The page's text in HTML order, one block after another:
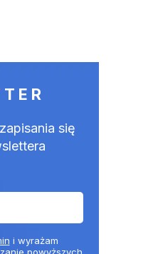
się
i wyrażam